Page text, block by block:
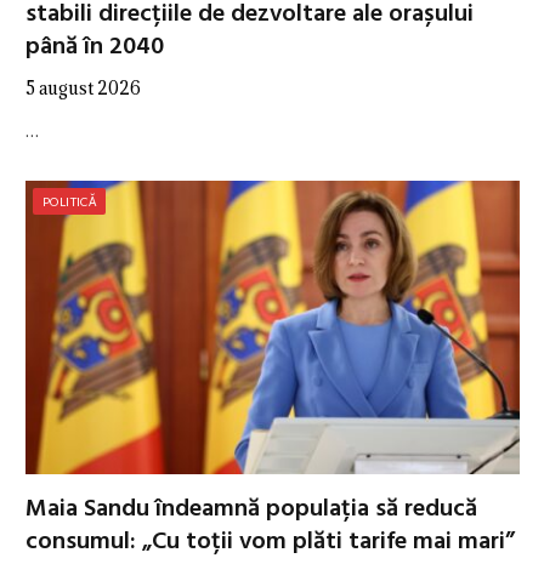
stabili direcțiile de dezvoltare ale orașului
până în 2040
5 august 2026
…
POLITICĂ
Maia Sandu îndeamnă populația să reducă
consumul: „Cu toții vom plăti tarife mai mari”